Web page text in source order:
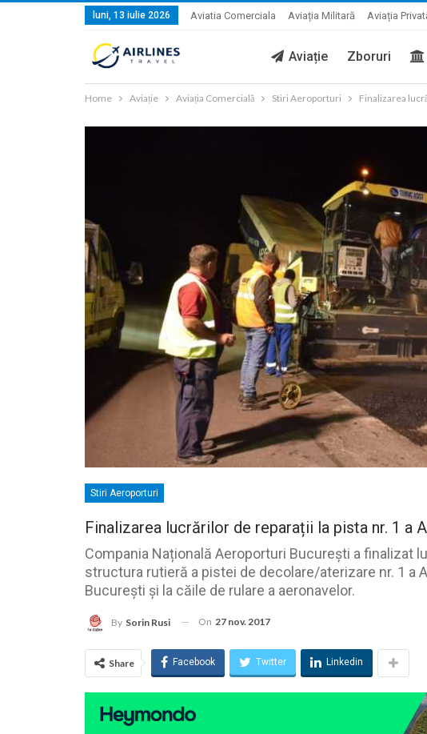
luni, 13 iulie 2026 Aviatia Comerciala Aviația Militară Aviația
Aviație Zboruri
Home Aviație Aviația Comercială Stiri Aeroporturi Finalizarea
Stiri Aeroporturi
Finalizarea lucrărilor de reparații la pista nr. 1 a
Compania Națională Aeroporturi București a finalizat
structura rutieră a pistei de decolare/aterizare nr. 1 a
București și la căile de rulare a aeronavelor.
By Sorin Rusi On 27 nov. 2017
Share Facebook Twitter Linkedin